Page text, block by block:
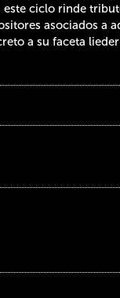
ciclo rinde
asociados a
a su faceta